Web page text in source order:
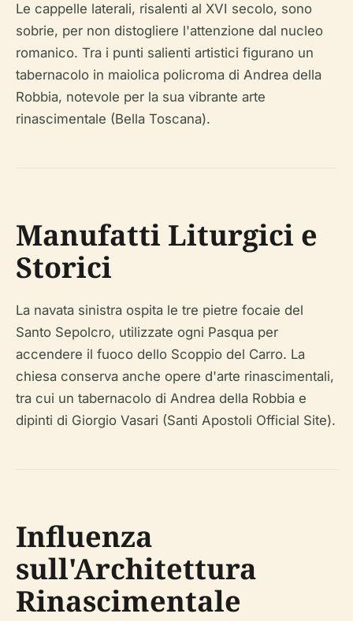
Le cappelle laterali, risalenti al XVI secolo, sono
sobrie, per non distogliere l'attenzione dal nucleo
romanico. Tra i punti salienti artistici figurano un
tabernacolo in maiolica policroma di Andrea della
Robbia, notevole per la sua vibrante arte
rinascimentale (Bella Toscana).
Manufatti Liturgici e
Storici
La navata sinistra ospita le tre pietre focaie del
Santo Sepolcro, utilizzate ogni Pasqua per
accendere il fuoco dello Scoppio del Carro. La
chiesa conserva anche opere d'arte rinascimentali,
tra cui un tabernacolo di Andrea della Robbia e
dipinti di Giorgio Vasari (Santi Apostoli Official Site).
Influenza
sull'Architettura
Rinascimentale